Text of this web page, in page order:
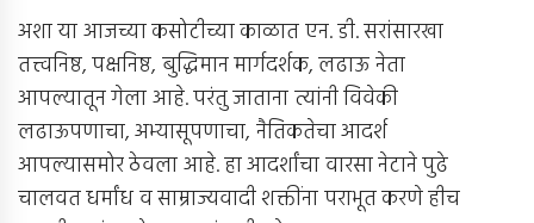
अशा या आजच्या कसोटीच्या काळात एन. डी. सरांसारखा
तत्त्वनिष्ठ, पक्षनिष्ठ, बुद्धिमान मार्गदर्शक, लढाऊ नेता
आपल्यातून गेला आहे. परंतु जाताना त्यांनी विवेकी
लढाऊपणाचा, अभ्यासूपणाचा, नैतिकतेचा आदर्श
आपल्यासमोर ठेवला आहे. हा आदर्शांचा वारसा नेटाने पुढे
चालवत धर्मांध व साम्राज्यवादी शक्तींना पराभूत करणे हीच